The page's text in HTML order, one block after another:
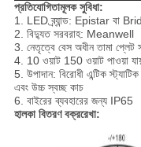
প্রতিযোগিতামূলক সুবিধা:
1. LED ব্র্যান্ড: Epistar বা
2. বিদ্যুত সরবরাহ: Meanwell
3. নেতৃত্বে বেস অধীন তামা
4. 10 ওয়াট 150 ওয়াট পাওয়া
5. উপাদান: বিরোধী এন্টিক স্ট্যাটিক
এবং উচ্চ স্বচ্ছ কাচ
6. বাইরের ব্যবহারের জন্য IP65
হালকা বিতরণ বক্ররেখা: